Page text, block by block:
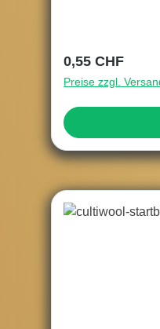
Regulärer Preis:
0,55 CHF
Preise zzgl.